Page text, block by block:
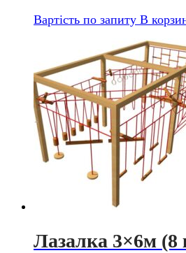
Вартість по запиту В
Лазалка 3×6м (8